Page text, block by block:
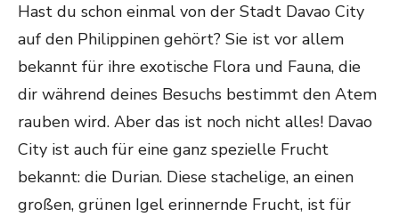
Hast du schon einmal von der Stadt Davao City
auf den Philippinen gehört? Sie ist vor allem
bekannt für ihre exotische Flora und Fauna, die
dir während deines Besuchs bestimmt den Atem
rauben wird. Aber das ist noch nicht alles! Davao
City ist auch für eine ganz spezielle Frucht
bekannt: die Durian. Diese stachelige, an einen
großen, grünen Igel erinnernde Frucht, ist für